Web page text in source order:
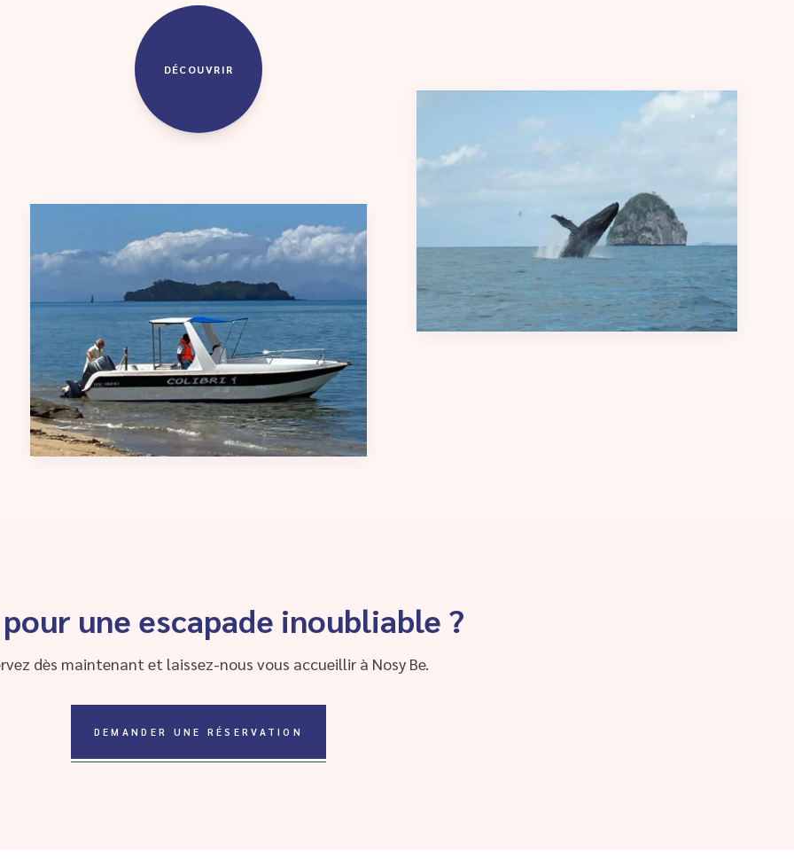
DÉCOUVRIR
une escapade inoubliable ?
dès maintenant et laissez-nous vous accueillir à Nosy Be.
DEMANDER UNE RÉSERVATION